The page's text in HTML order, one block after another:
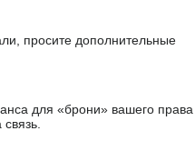
просите дополнительные
для «брони» вашего права